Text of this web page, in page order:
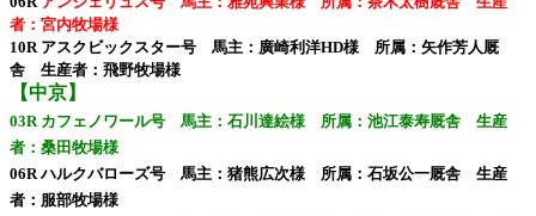
者：宮内牧場様
10R アスクビックスター号 馬主：廣崎利洋HD様 所属：矢作芳人厩
舎 生産者：飛野牧場様
【中京】
03R カフェノワール号 馬主：石川達絵様 所属：池江泰寿厩舎 生産
者：桑田牧場様
06R ハルクバローズ号 馬主：猪熊広次様 所属：石坂公一厩舎 生産
者：服部牧場様